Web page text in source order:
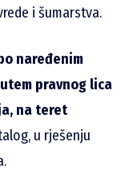
i šumarstva.
naređenim
pravnog lica
na teret
u rješenju